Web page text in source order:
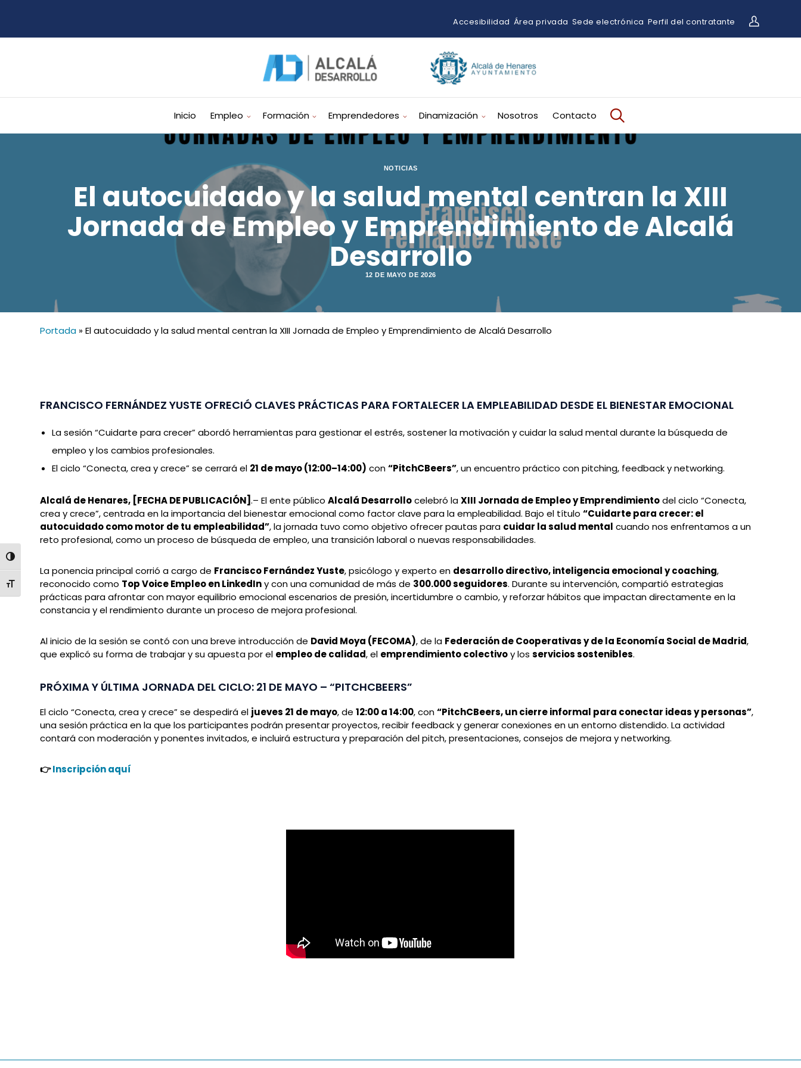
ALTERNAR ALTO CONTRASTE
ALTERNAR TAMAÑO DE LETRA
Accesibilidad Área privada Sede electrónica Perfil del contratante
Inicio Empleo Formación Emprendedores Dinamización Nosotros Contacto
NOTICIAS
El autocuidado y la salud mental centran la XIII
Jornada de Empleo y Emprendimiento de Alcalá
Desarrollo
12 DE MAYO DE 2026
Portada »El autocuidado y la salud mental centran la XIII Jornada de Empleo y Emprendimiento de Alcalá Desarrollo
FRANCISCO FERNÁNDEZ YUSTE OFRECIÓ CLAVES PRÁCTICAS PARA FORTALECER LA EMPLEABILIDAD DESDE EL BIENESTAR EMOCIONAL
La sesión “Cuidarte para crecer” abordó herramientas para gestionar el estrés, sostener la motivación y cuidar la salud mental durante la búsqueda de
empleo y los cambios profesionales.
El ciclo “Conecta, crea y crece” se cerrará el 21 de mayo (12:00–14:00) con“PitchCBeers”, un encuentro práctico con pitching, feedback y networking.
Alcalá de Henares, [FECHA DE PUBLICACIÓN].– El ente públicoAlcalá Desarrollocelebró laXIII Jornada de Empleo y Emprendimientodel ciclo “Conecta,
crea y crece”, centrada en la importancia del bienestar emocional como factor clave para la empleabilidad. Bajo el título“Cuidarte para crecer: el
autocuidado como motor de tu empleabilidad”, la jornada tuvo como objetivo ofrecer pautas para cuidar la salud mental cuando nos enfrentamos a un
reto profesional, como un proceso de búsqueda de empleo, una transición laboral o nuevas responsabilidades.
La ponencia principal corrió a cargo de Francisco Fernández Yuste, psicólogo y experto en desarrollo directivo, inteligencia emocional y coaching,
reconocido como Top Voice Empleo en LinkedIny con una comunidad de más de 300.000 seguidores. Durante su intervención, compartió estrategias
prácticas para afrontar con mayor equilibrio emocional escenarios de presión, incertidumbre o cambio, y reforzar hábitos que impactan directamente en la
constancia y el rendimiento durante un proceso de mejora profesional.
Al inicio de la sesión se contó con una breve introducción de David Moya (FECOMA), de la Federación de Cooperativas y de la Economía Social de Madrid,
que explicó su forma de trabajar y su apuesta por el empleo de calidad, el emprendimiento colectivoy losservicios sostenibles.
PRÓXIMA Y ÚLTIMA JORNADA DEL CICLO: 21 DE MAYO – “PITCHCBEERS”
El ciclo “Conecta, crea y crece” se despedirá el jueves 21 de mayo, de12:00 a 14:00, con“PitchCBeers, un cierre informal para conectar ideas y personas”,
una sesión práctica en la que los participantes podrán presentar proyectos, recibir feedback y generar conexiones en un entorno distendido. La actividad
contará con moderación y ponentes invitados, e incluirá estructura y preparación del pitch, presentaciones, consejos de mejora y networking.
👉Inscripción aquí